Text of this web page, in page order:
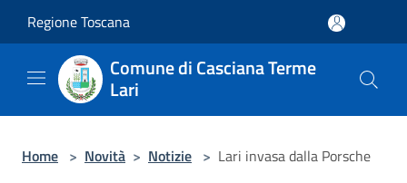
Regione Toscana
Comune di Casciana Terme
Lari
Home > Novità > Notizie > Lari invasa dalla Porsche